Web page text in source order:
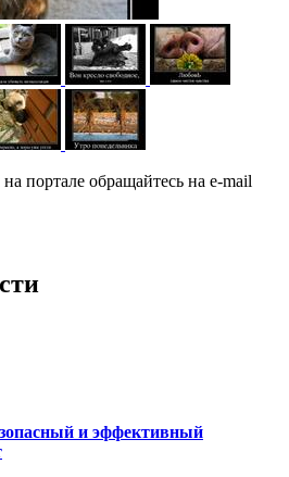
портале обращайтесь на e-mail
и эффективный